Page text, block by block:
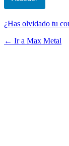
¿Has olvidado tu
← Ir a Max Metal